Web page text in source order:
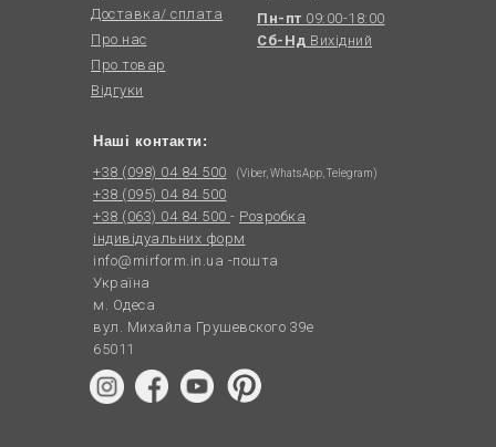
+38 (098) 04 84 500
+38 (095) 04 84 500
+38 (063) 04 84 500 - Розробка
індивідуальних форм
info@mirform.in.ua -пошта
Україна
м. Одеса
вул. Михайла Грушевского 39е
65011
Відгуки
Доставка/ сплата
Про нас
Про товар
(Viber, WhatsApp, Telegram)
Наші контакти:
Пн-пт 09:00-18:00
Сб-Нд Вихідний